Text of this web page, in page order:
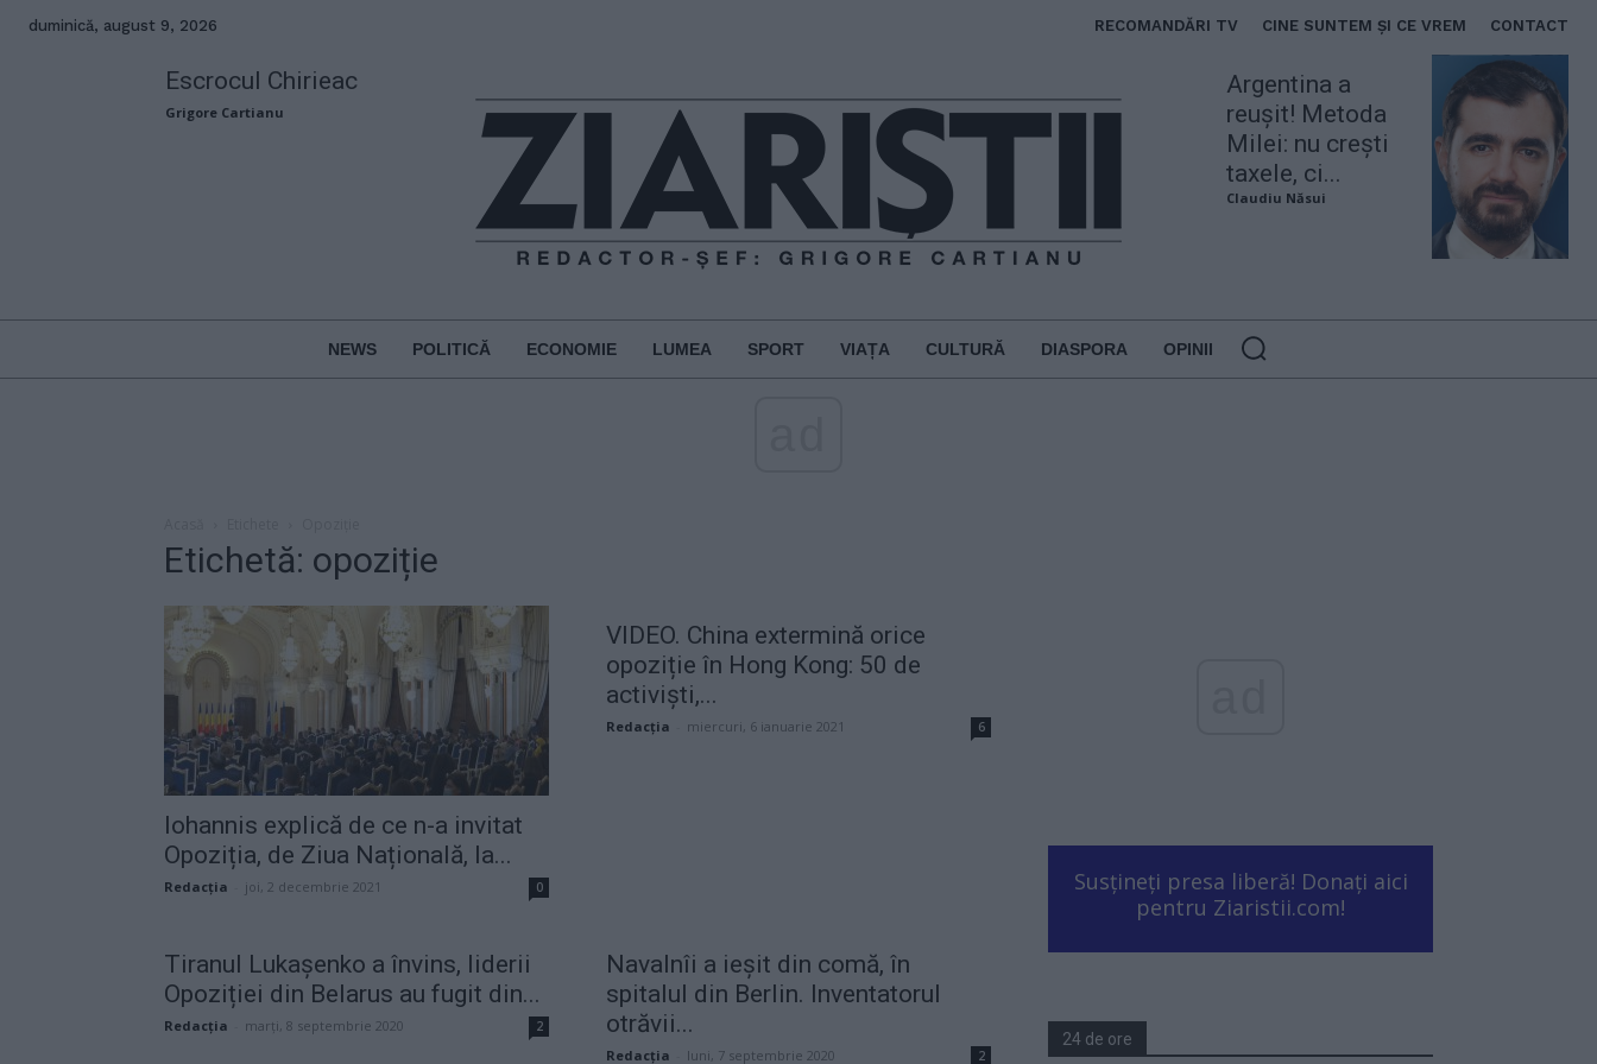
duminică, august 9, 2026 RECOMANDĂRI TV CINE SUNTEM ȘI CE VREM CONTACT
Escrocul Chirieac
Grigore Cartianu
Argentina a
reușit! Metoda
Milei: nu crești
taxele, ci...
Claudiu Năsui
NEWS POLITICĂ ECONOMIE LUMEA SPORT VIAȚA CULTURĂ DIASPORA OPINII
Etichetă: opoziție
Iohannis explică de ce n-a invitat
Opoziția, de Ziua Națională, la...
Redacţia joi, 2 decembrie 2021 0
VIDEO. China extermină orice
opoziție în Hong Kong: 50 de
activiști,...
Redacţia miercuri, 6 ianuarie 2021 6
Tiranul Lukașenko a învins, liderii
Opoziției din Belarus au fugit din...
Redacţia marți, 8 septembrie 2020 2
Navalnîi a ieșit din comă, în
spitalul din Berlin. Inventatorul
otrăvii...
Redacţia luni, 7 septembrie 2020 2
Susțineți presa liberă! Donați aici
pentru Ziaristii.com!
24 de ore